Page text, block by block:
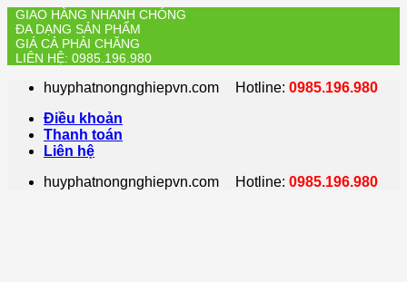
GIAO HÀNG NHANH CHÓNG
ĐA DẠNG SẢN PHẨM
GIÁ CẢ PHẢI CHĂNG
LIÊN HỆ: 0985.196.980
huyphatnongnghiepvn.com Hotline:0985.196.980
Điều khoản
Thanh toán
Liên hệ
huyphatnongnghiepvn.com
Hotline:0985.196.980